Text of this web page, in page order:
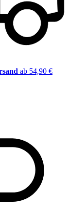
ab 54,90 €